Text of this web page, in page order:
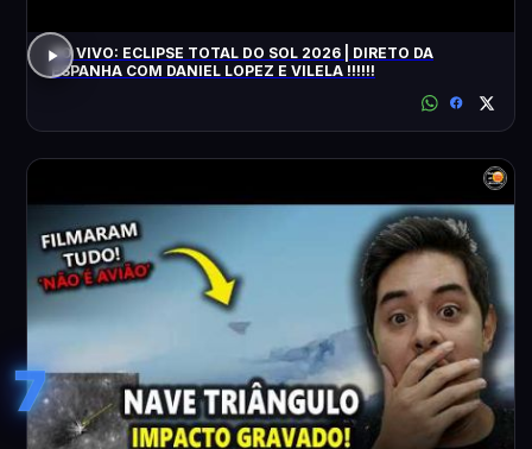
AO VIVO: ECLIPSE TOTAL DO SOL 2026 | DIRETO DA
ESPANHA COM DANIEL LOPEZ E VILELA !!!!!!
7